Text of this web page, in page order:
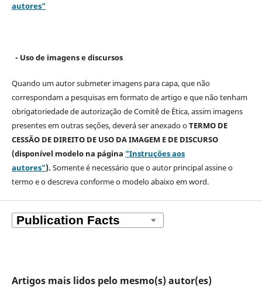
autores"
- Uso de imagens e discursos
Quando um autor submeter imagens para capa, que não
correspondam a pesquisas em formato de artigo e que não tenham
obrigatoriedade de autorização de Comitê de Ética, assim imagens
presentes em outras seções, deverá ser anexado oTERMO DE
CESSÃO DE DIREITO DE USO DA IMAGEM E DE DISCURSO
(disponível modelo na página "Instruções aos
autores"). Somente é necessário que o autor principal assine o
termo e o descrevaconforme o modelo abaixo em word.
Artigos mais lidos pelo mesmo(s) autor(es)